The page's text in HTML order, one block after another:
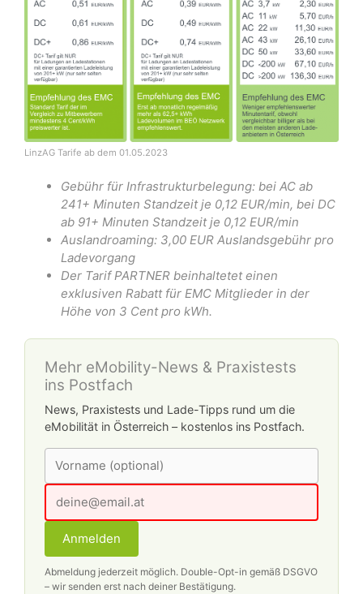
Hinweis: Dieser Prozess sollte vorzugsweise vor
dem 1. Mai 2023 abgeschlossen sein.
LinzAG Schreiben Seite 1
LinzAG Tarife ab dem 01.05.2023
Gebühr für Infrastrukturbelegung: bei AC ab
241+ Minuten Standzeit je 0,12 EUR/min, bei DC
ab 91+ Minuten Standzeit je 0,12 EUR/min
Auslandroaming: 3,00 EUR Auslandsgebühr pro
Ladevorgang
Der Tarif PARTNER beinhaltetet einen
exklusiven Rabatt für EMC Mitglieder in der
Höhe von 3 Cent pro kWh.
Mehr eMobility-News & Praxistests
ins Postfach
News, Praxistests und Lade-Tipps rund um die
eMobilität in Österreich – kostenlos ins Postfach.
Anmelden
Abmeldung jederzeit möglich. Double-Opt-in gemäß DSGVO
– wir senden erst nach deiner Bestätigung.